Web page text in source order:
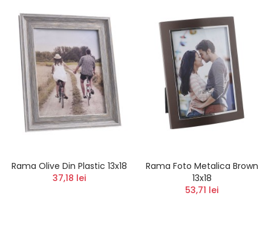
Rama Olive Din Plastic 13x18
37,18 lei
Rama Foto Metalica Brown
13x18
53,71 lei